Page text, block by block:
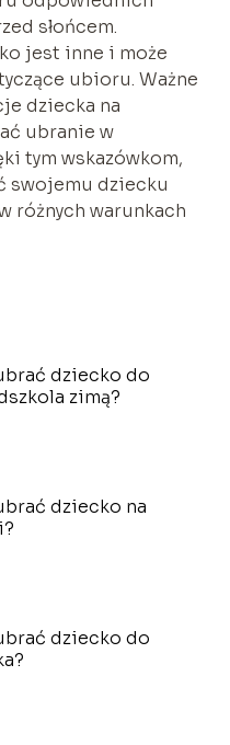
słońcem.
jest inne i może
ubioru. Ważne
dziecka na
ubranie w
tym wskazówkom,
swojemu dziecku
różnych warunkach
dziecko do
zimą?
dziecko na
dziecko do